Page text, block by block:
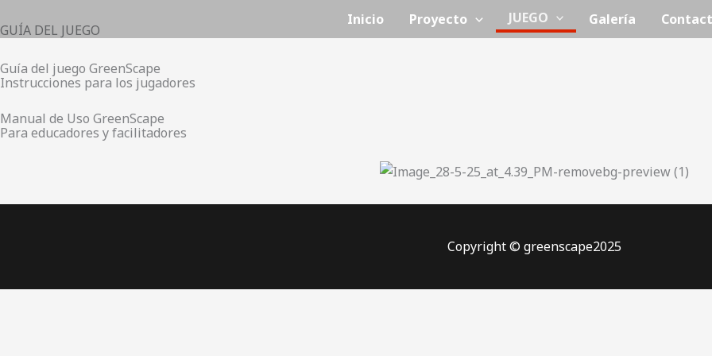
al
Inicio Proyecto JUEGO Galería
GUÍA DEL JUEGO
Guía del juego GreenScape
Instrucciones para los jugadores
Manual de Uso GreenScape
Para educadores y facilitadores
Copyright © greenscape2025